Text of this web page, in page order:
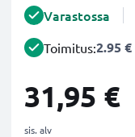
Varastossa
Toimitus:2.95 €
31,95 €
sis. alv